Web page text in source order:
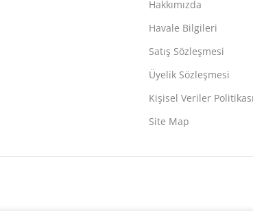
Hakkımızda
Havale Bilgileri
Satış Sözleşmesi
Üyelik Sözleşmesi
Kişisel Veriler
Site Map